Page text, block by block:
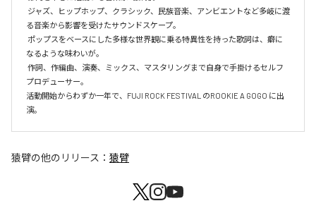
る音楽から影響を受けたサウンドスケープ。
なるような味わいが。
プロデューサー。
活動開始からわずか一年で、FUJI ROCK FESTIVAL のROOKIE A GOGO に出
演。
猿臂の他のリリース： 猿臂